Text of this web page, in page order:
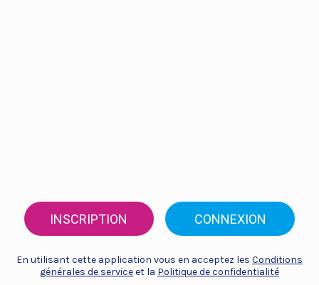
INSCRIPTION CONNEXION
En utilisant cette application vous en acceptez les Conditions
générales de serviceet la Politique de confidentialité